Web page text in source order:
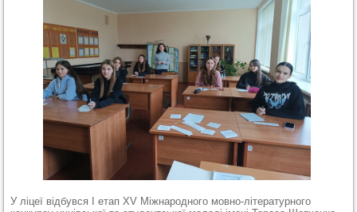
У ліцеї відбувся І етапХV Міжнародного мовно-літературного